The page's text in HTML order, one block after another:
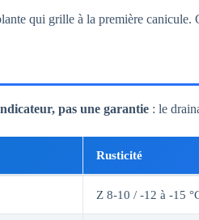
qui grille à la première
pas une garantie : le
Rusticité
Z 8-10 / -12 à -15